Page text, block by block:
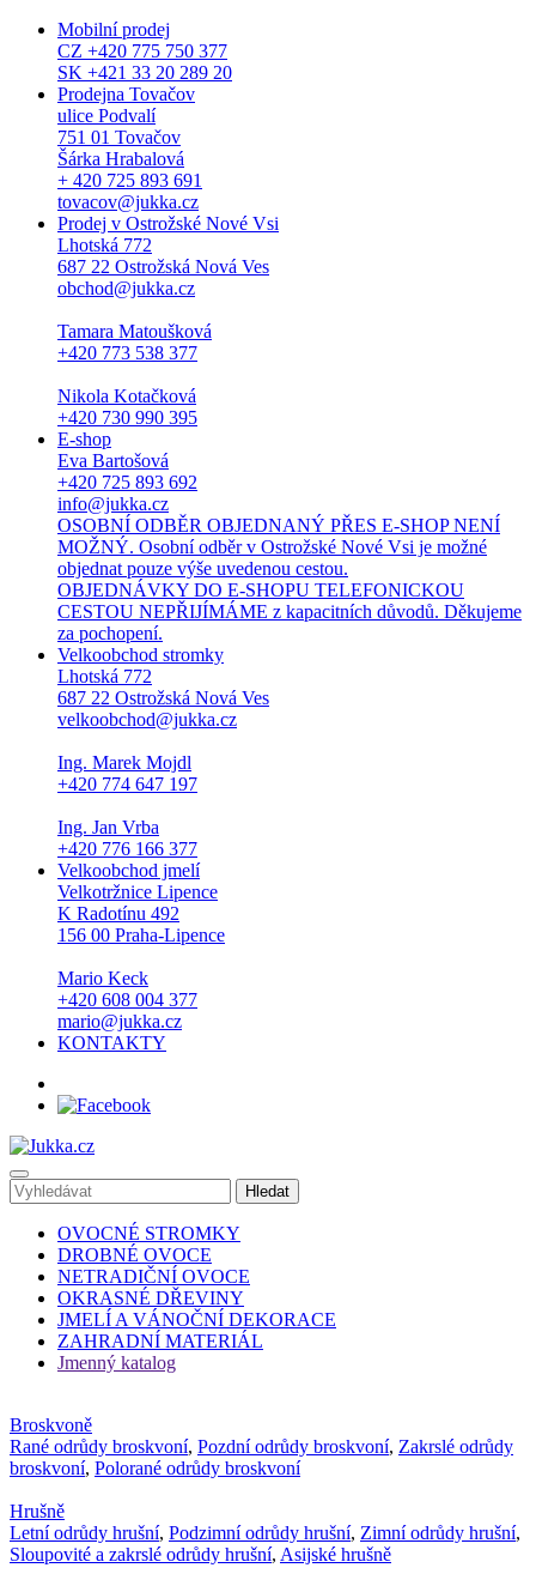
Mobilní prodej
CZ +420 775 750 377
SK +421 33 20 289 20
Prodejna Tovačov
ulice Podvalí
751 01 Tovačov
Šárka Hrabalová
+ 420 725 893 691
tovacov@jukka.cz
Prodej v Ostrožské Nové Vsi
Lhotská 772
687 22 Ostrožská Nová Ves
obchod@jukka.cz
Tamara Matoušková
+420 773 538 377
Nikola Kotačková
+420 730 990 395
E-shop
Eva Bartošová
+420 725 893 692
info@jukka.cz
OSOBNÍ ODBĚR OBJEDNANÝ PŘES E-SHOP NENÍ
MOŽNÝ. Osobní odběr v Ostrožské Nové Vsi je možné
objednat pouze výše uvedenou cestou.
OBJEDNÁVKY DO E-SHOPU TELEFONICKOU
CESTOU NEPŘIJÍMÁME z kapacitních důvodů. Děkujeme
za pochopení.
Velkoobchod stromky
Lhotská 772
687 22 Ostrožská Nová Ves
velkoobchod@jukka.cz
Ing. Marek Mojdl
+420 774 647 197
Ing. Jan Vrba
+420 776 166 377
Velkoobchod jmelí
Velkotržnice Lipence
K Radotínu 492
156 00 Praha-Lipence
Mario Keck
+420 608 004 377
mario@jukka.cz
KONTAKTY
OVOCNÉ STROMKY
DROBNÉ OVOCE
NETRADIČNÍ OVOCE
OKRASNÉ DŘEVINY
JMELÍ A VÁNOČNÍ DEKORACE
ZAHRADNÍ MATERIÁL
Jmenný katalog
Broskvoně
Rané odrůdy broskvoní, Pozdní odrůdy broskvoní, Zakrslé odrůdy
broskvoní, Polorané odrůdy broskvoní
Hrušně
Letní odrůdy hrušní, Podzimní odrůdy hrušní, Zimní odrůdy hrušní,
Sloupovité a zakrslé odrůdy hrušní, Asijské hrušně